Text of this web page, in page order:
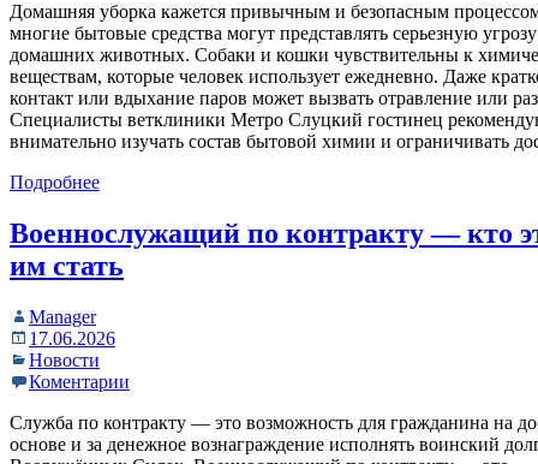
Домашняя уборка кажется привычным и безопасным
многие бытовые средства могут представлять серьезную
домашних животных. Собаки и кошки чувствительны к
веществам, которые человек использует ежедневно. Даже
контакт или вдыхание паров может вызвать отравление или
Специалисты ветклиники Метро Слуцкий гостинец
внимательно изучать состав бытовой химии и ограничивать
Подробнее
Военнослужащий по контракту — кто
им стать
Manager
17.06.2026
Новости
Коментарии
Служба по контракту — это возможность для гражданина на
основе и за денежное вознаграждение исполнять воинский